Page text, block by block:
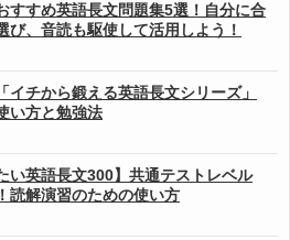
すすめ英語長文問題集5選！自分に合
び、音読も駆使して活用しよう！
イチから鍛える英語長文シリーズ」
い方と勉強法
い英語長文300】共通テストレベル
読解演習のための使い方